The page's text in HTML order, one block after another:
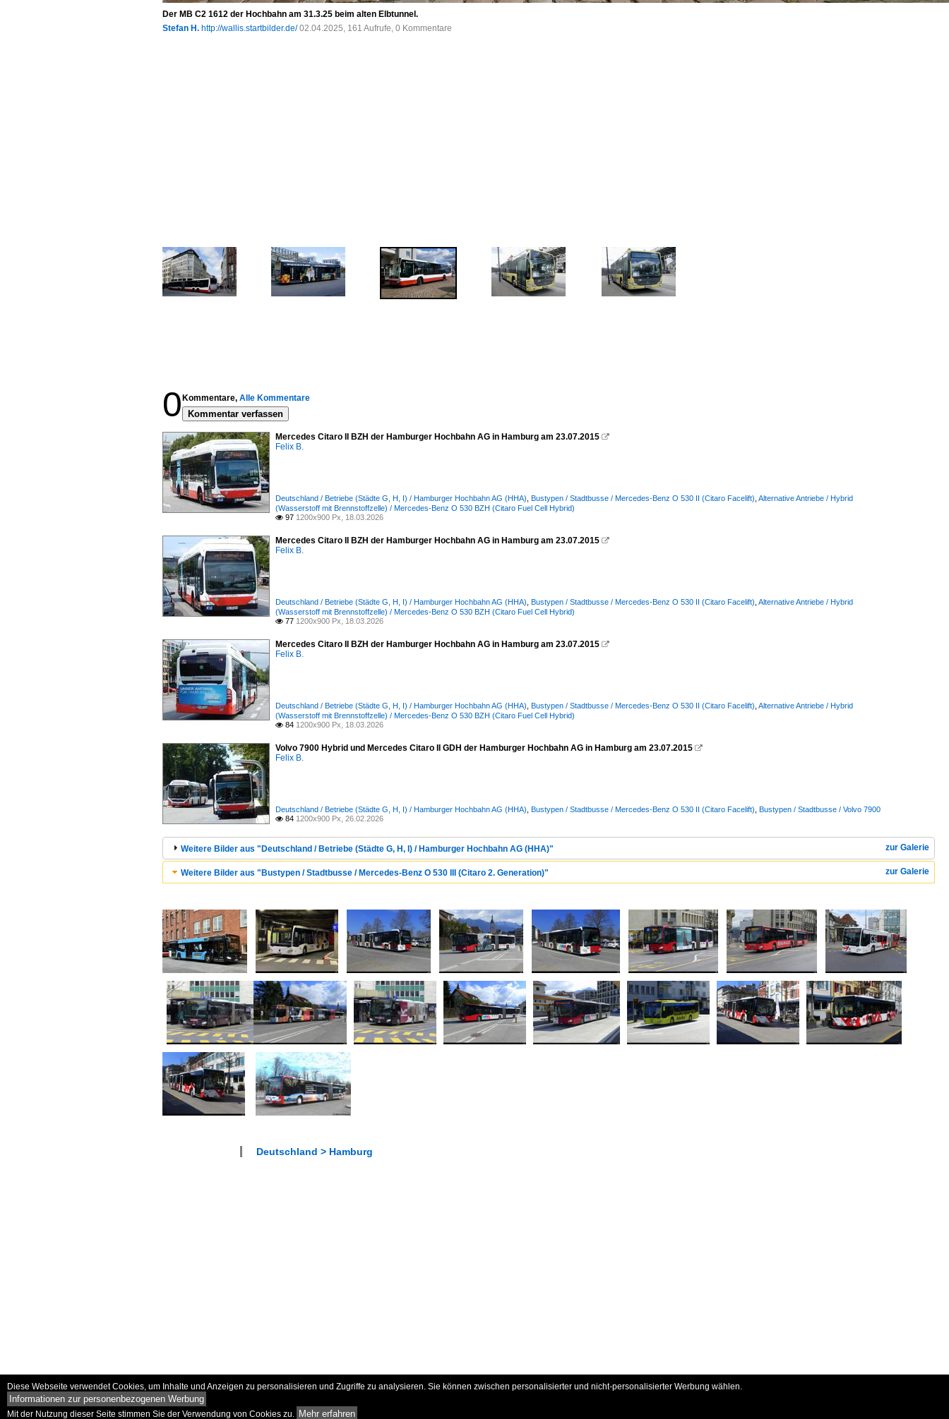
Der MB C2 1612 der Hochbahn am 31.3.25 beim alten Elbtunnel.
Stefan H. http://wallis.startbilder.de/ 02.04.2025, 161 Aufrufe, 0 Kommentare
0 Kommentare, Alle Kommentare
Kommentar verfassen
Mercedes Citaro II BZH der Hamburger Hochbahn AG in Hamburg am 23.07.2015 
Felix B.
Deutschland / Betriebe (Städte G, H, I) / Hamburger Hochbahn AG (HHA) Bustypen / Stadtbusse / Mercedes-Benz O 530 II (Citaro Facelift) Alternative Antriebe / Hybrid
(Wasserstoff mit Brennstoffzelle) / Mercedes-Benz O 530 BZH (Citaro Fuel Cell Hybrid)
 97 1200x900 Px, 18.03.2026
Mercedes Citaro II BZH der Hamburger Hochbahn AG in Hamburg am 23.07.2015 
Felix B.
Deutschland / Betriebe (Städte G, H, I) / Hamburger Hochbahn AG (HHA) Bustypen / Stadtbusse / Mercedes-Benz O 530 II (Citaro Facelift) Alternative Antriebe / Hybrid
(Wasserstoff mit Brennstoffzelle) / Mercedes-Benz O 530 BZH (Citaro Fuel Cell Hybrid)
 77 1200x900 Px, 18.03.2026
Mercedes Citaro II BZH der Hamburger Hochbahn AG in Hamburg am 23.07.2015 
Felix B.
Deutschland / Betriebe (Städte G, H, I) / Hamburger Hochbahn AG (HHA) Bustypen / Stadtbusse / Mercedes-Benz O 530 II (Citaro Facelift) Alternative Antriebe / Hybrid
(Wasserstoff mit Brennstoffzelle) / Mercedes-Benz O 530 BZH (Citaro Fuel Cell Hybrid)
 84 1200x900 Px, 18.03.2026
Volvo 7900 Hybrid und Mercedes Citaro II GDH der Hamburger Hochbahn AG in Hamburg am 23.07.2015 
Felix B.
Deutschland / Betriebe (Städte G, H, I) / Hamburger Hochbahn AG (HHA) Bustypen / Stadtbusse / Mercedes-Benz O 530 II (Citaro Facelift) Bustypen / Stadtbusse / Volvo 7900
 84 1200x900 Px, 26.02.2026
zur Galerie
Weitere Bilder aus "Deutschland / Betriebe (Städte G, H, I) / Hamburger Hochbahn AG (HHA)"
zur Galerie
Weitere Bilder aus "Bustypen / Stadtbusse / Mercedes-Benz O 530 III (Citaro 2. Generation)"
Deutschland > Hamburg
Diese Webseite verwendet Cookies, um Inhalte und Anzeigen zu personalisieren und Zugriffe zu analysieren. Sie können zwischen personalisierter und nicht-personalisierter Werbung wählen.
Informationen zur personenbezogenen Werbung
Mit der Nutzung dieser Seite stimmen Sie der Verwendung von Cookies zu. Mehr erfahren